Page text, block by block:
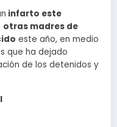
infarto este
otras madres de
este año, en medio
que ha dejado
de los detenidos y